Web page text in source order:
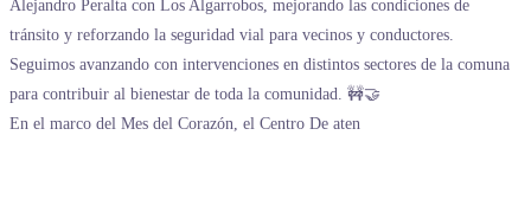
En el marco del Mes del Corazón, el Centro De aten